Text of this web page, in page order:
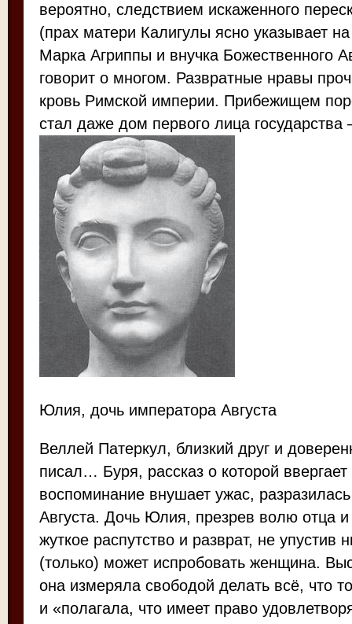
вероятно, следствием искаженного
(прах матери Калигулы ясно указывает
Марка Агриппы и внучка Божественного
говорит о многом. Развратные нравы
кровь Римской империи. Прибежищем
стал даже дом первого лица государства
Юлия, дочь императора Августа
Веллей Патеркул, близкий друг и
писал… Буря, рассказ о которой
воспоминание внушает ужас,
Августа. Дочь Юлия, презрев волю отца
жуткое распутство и разврат, не упустив
(только) может испробовать женщина.
она измеряла свободой делать всё, что
и «полагала, что имеет право